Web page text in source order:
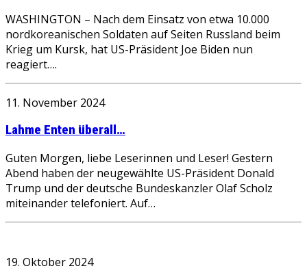
WASHINGTON – Nach dem Einsatz von etwa 10.000
nordkoreanischen Soldaten auf Seiten Russland beim
Krieg um Kursk, hat US-Präsident Joe Biden nun
reagiert….
11. November 2024
Lahme Enten überall…
Guten Morgen, liebe Leserinnen und Leser! Gestern
Abend haben der neugewählte US-Präsident Donald
Trump und der deutsche Bundeskanzler Olaf Scholz
miteinander telefoniert. Auf…
19. Oktober 2024